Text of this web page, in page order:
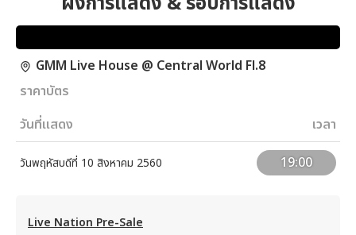
GMM Live House @ Central World Fl.8
ราคาบัตร
วันที่แสดง
เวลา
วันพฤหัสบดีที่ 10 สิงหาคม 2560 19:00
Live Nation Pre-Sale